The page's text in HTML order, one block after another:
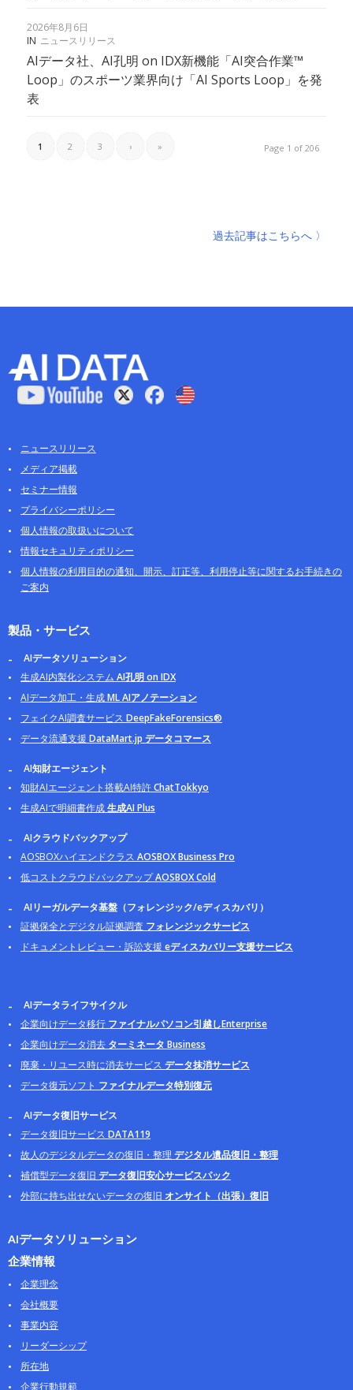
2026年8月6日
IN ニュースリリース
AIデータ社、AI孔明 on IDX新機能「AI突合作業™︎
Loop」のスポーツ業界向け「AI Sports Loop」を発
表
Page 1 of 206
1 2 3 › »
過去記事はこちらへ 〉
ニュースリリース
メディア掲載
セミナー情報
プライバシーポリシー
個人情報の取扱いについて
情報セキュリティポリシー
個人情報の利用目的の通知、開示、訂正等、利用停止等に関するお手続きの
ご案内
製品・サービス
AIデータソリューション
生成AI内製化システム AI孔明 on IDX
AIデータ加工・生成ML AIアノテーション
フェイクAI調査サービス DeepFakeForensics®
データ流通支援 DataMart.jp データコマース
AI知財エージェント
知財AIエージェント搭載AI特許ChatTokkyo
生成AIで明細書作成生成AI Plus
AIクラウドバックアップ
AOSBOXハイエンドクラス AOSBOX Business Pro
低コストクラウドバックアップAOSBOX Cold
AIリーガルデータ基盤（フォレンジック/eディスカバリ）
証拠保全とデジタル証拠調査 フォレンジックサービス
ドキュメントレビュー・訴訟支援 eディスカバリー支援サービス
AIデータライフサイクル
企業向けデータ移行 ファイナルパソコン引越しEnterprise
企業向けデータ消去 ターミネータ Business
廃棄・リユース時に消去サービス データ抹消サービス
データ復元ソフト ファイナルデータ特別復元
AIデータ復旧サービス
データ復旧サービス DATA119
故人のデジタルデータの復旧・整理 デジタル遺品復旧・整理
補償型データ復旧 データ復旧安心サービスパック
外部に持ち出せないデータの復旧 オンサイト（出張）復旧
AIデータソリューション
企業情報
企業理念
会社概要
事業内容
リーダーシップ
所在地
企業行動規範